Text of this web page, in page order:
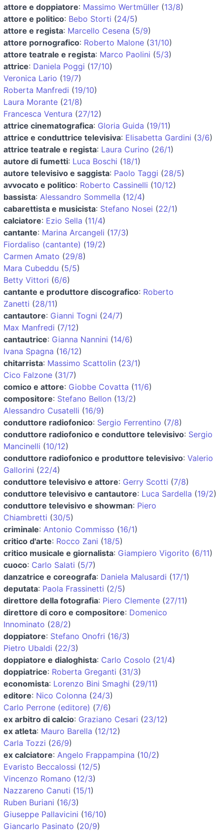
attore e doppiatore: Massimo Wertmüller (13/8)
attore e politico: Bebo Storti (24/5)
attore e regista: Marcello Cesena (5/9)
attore pornografico: Roberto Malone (31/10)
attore teatrale e regista: Marco Paolini (5/3)
attrice: Daniela Poggi (17/10)
Veronica Lario (19/7)
Roberta Manfredi (19/10)
Laura Morante (21/8)
Francesca Ventura (27/12)
attrice cinematografica: Gloria Guida (19/11)
attrice e conduttrice televisiva: Elisabetta Gardini (3/6)
attrice teatrale e regista: Laura Curino (26/1)
autore di fumetti: Luca Boschi (18/1)
autore televisivo e saggista: Paolo Taggi (28/5)
avvocato e politico: Roberto Cassinelli (10/12)
bassista: Alessandro Sommella (12/4)
cabarettista e musicista: Stefano Nosei (22/1)
calciatore: Ezio Sella (11/4)
cantante: Marina Arcangeli (17/3)
Fiordaliso (cantante) (19/2)
Carmen Amato (29/8)
Mara Cubeddu (5/5)
Betty Vittori (6/6)
cantante e produttore discografico: Roberto
Zanetti (28/11)
cantautore: Gianni Togni (24/7)
Max Manfredi (7/12)
cantautrice: Gianna Nannini (14/6)
Ivana Spagna (16/12)
chitarrista: Massimo Scattolin (23/1)
Cico Falzone (31/7)
comico e attore: Giobbe Covatta (11/6)
compositore: Stefano Bellon (13/2)
Alessandro Cusatelli (16/9)
conduttore radiofonico: Sergio Ferrentino (7/8)
conduttore radiofonico e conduttore televisivo: Sergio
Mancinelli (10/12)
conduttore radiofonico e produttore televisivo: Valerio
Gallorini (22/4)
conduttore televisivo e attore: Gerry Scotti (7/8)
conduttore televisivo e cantautore: Luca Sardella (19/2)
conduttore televisivo e showman: Piero
Chiambretti (30/5)
criminale: Antonio Commisso (16/1)
critico d'arte: Rocco Zani (18/5)
critico musicale e giornalista: Giampiero Vigorito (6/11)
cuoco: Carlo Salati (5/7)
danzatrice e coreografa: Daniela Malusardi (17/1)
deputata: Paola Frassinetti (2/5)
direttore della fotografia: Piero Clemente (27/11)
direttore di coro e compositore: Domenico
Innominato (28/2)
doppiatore: Stefano Onofri (16/3)
Pietro Ubaldi (22/3)
doppiatore e dialoghista: Carlo Cosolo (21/4)
doppiatrice: Roberta Greganti (31/3)
economista: Lorenzo Bini Smaghi (29/11)
editore: Nico Colonna (24/3)
Carlo Perrone (editore) (7/6)
ex arbitro di calcio: Graziano Cesari (23/12)
ex atleta: Mauro Barella (12/12)
Carla Tozzi (26/9)
ex calciatore: Angelo Frappampina (10/2)
Evaristo Beccalossi (12/5)
Vincenzo Romano (12/3)
Nazzareno Canuti (15/1)
Ruben Buriani (16/3)
Giuseppe Pallavicini (16/10)
Giancarlo Pasinato (20/9)